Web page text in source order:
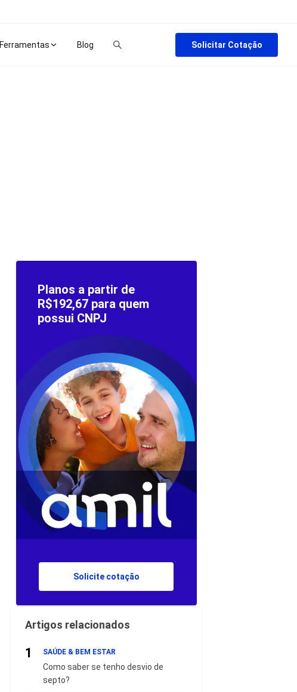
Ferramentas Blog Solicitar Cotação
Planos a partir de
R$192,67 para quem
possui CNPJ
Solicite cotação
Artigos relacionados
1 SAÚDE & BEM ESTAR
Como saber se tenho desvio de
septo?